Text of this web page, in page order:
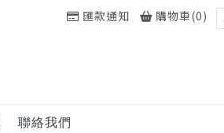
購物車(0)
匯款通知
聯絡我們